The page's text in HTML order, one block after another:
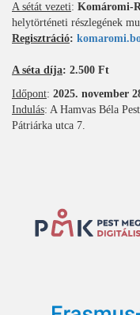
A sétát vezeti: Komáromi-
helytörténeti részlegének
Regisztráció:
A séta díja: 2.500 Ft
Időpont: 2025. november
Indulás: A Hamvas Béla
Pátriárka utca 7.